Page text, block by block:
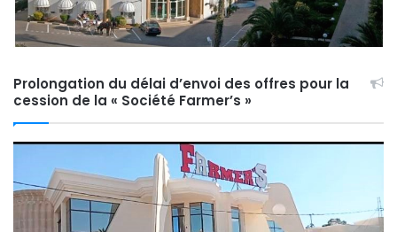
Prolongation du délai d’envoi des offres pour la
cession de la « Société Farmer’s »